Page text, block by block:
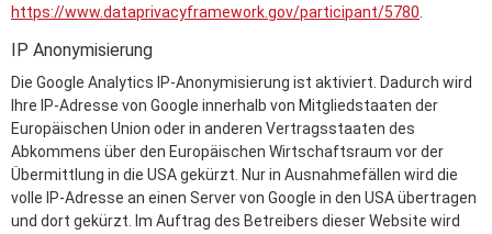
https://www.dataprivacyframework.gov/participant/5780.
IP Anonymisierung
Die Google Analytics IP-Anonymisierung ist aktiviert. Dadurch wird
Ihre IP-Adresse von Google innerhalb von Mitgliedstaaten der
Europäischen Union oder in anderen Vertragsstaaten des
Abkommens über den Europäischen Wirtschaftsraum vor der
Übermittlung in die USA gekürzt. Nur in Ausnahmefällen wird die
volle IP-Adresse an einen Server von Google in den USA übertragen
und dort gekürzt. Im Auftrag des Betreibers dieser Website wird